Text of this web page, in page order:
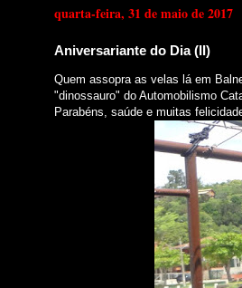
quarta-feira, 31 de maio de 2017
Aniversariante do Dia (II)
Quem assopra as velas lá em
"dinossauro" do Automobilismo
Parabéns, saúde e muitas